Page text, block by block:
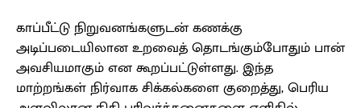
காப்பீட்டு நிறுவனங்களுடன் கணக்கு
அடிப்படையிலான உறவைத் தொடங்கும்போதும் பான்
அவசியமாகும் என கூறப்பட்டுள்ளது. இந்த
மாற்றங்கள் நிர்வாக சிக்கல்களை குறைத்து, பெரிய